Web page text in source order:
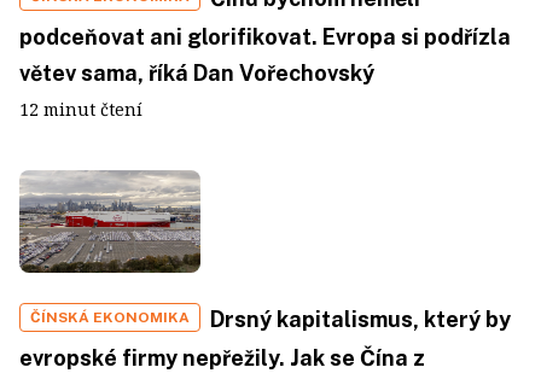
podceňovat ani glorifikovat. Evropa si podřízla
větev sama, říká Dan Vořechovský
12 minut čtení
ČÍNSKÁ EKONOMIKA
Drsný kapitalismus, který by
evropské firmy nepřežily. Jak se Čína z